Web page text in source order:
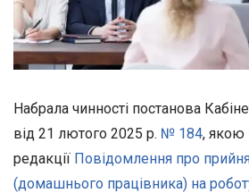
Набрала чинності постанова
від 21 лютого 2025 р. № 184, якою
редакції Повідомлення про
(домашнього працівника) на